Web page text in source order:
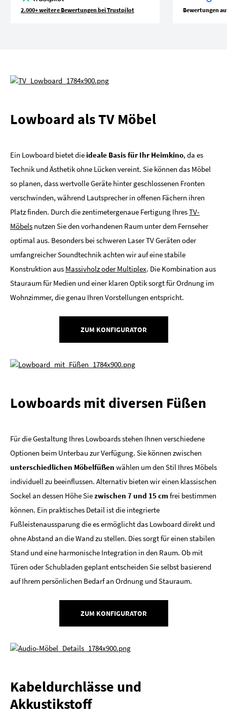
2.000+ weitere Bewertungen bei Trustpilot Bewertungen
Lowboard als TV Möbel
Ein Lowboard bietet dieideale Basis für Ihr Heimkino, da es
Technik und Ästhetik ohne Lücken vereint. Sie können das Möbel
so planen, dass wertvolle Geräte hinter geschlossenen Fronten
verschwinden, während Lautsprecher in offenen Fächern ihren
Platz finden. Durch die zentimetergenaue Fertigung IhresTV-
Möbels nutzen Sie den vorhandenen Raum unter dem Fernseher
optimal aus. Besonders bei schweren Laser TV Geräten oder
umfangreicher Soundtechnik achten wir auf eine stabile
Konstruktion aus Massivholz oder Multiplex. Die Kombination aus
Stauraum für Medien und einer klaren Optik sorgt für Ordnung im
Wohnzimmer, die genau Ihren Vorstellungen entspricht.
ZUM KONFIGURATOR
Lowboards mit diversen Füßen
Für die Gestaltung Ihres Lowboards stehen Ihnen verschiedene
Optionen beim Unterbau zur Verfügung. Sie können zwischen
unterschiedlichen Möbelfüßen wählen um den Stil Ihres Möbels
individuell zu beeinflussen. Alternativ bieten wir einen klassischen
Sockel an dessen Höhe Siezwischen 7 und 15 cm frei bestimmen
können. Ein praktisches Detail ist die integrierte
Fußleistenaussparung die es ermöglicht das Lowboard direkt und
ohne Abstand an die Wand zu stellen. Dies sorgt für einen stabilen
Stand und eine harmonische Integration in den Raum. Ob mit
Türen oder Schubladen geplant entscheiden Sie selbst basierend
auf Ihrem persönlichen Bedarf an Ordnung und Stauraum.
ZUM KONFIGURATOR
Kabeldurchlässe und
Akkustikstoff